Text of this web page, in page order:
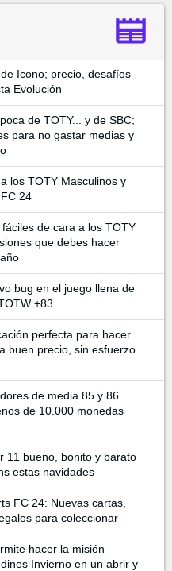
Icono; precio, desafíos
Evolución
de TOTY... y de SBC;
para no gastar medias y
los TOTY Masculinos y
24
de cara a los TOTY
que debes hacer
bug en el juego llena de
+83
perfecta para hacer
buen precio, sin esfuerzo
de media 85 y 86
de 10.000 monedas
estas navidades
FC 24: Nuevas cartas,
para coleccionar
hacer la misión
Invierno en un abrir y